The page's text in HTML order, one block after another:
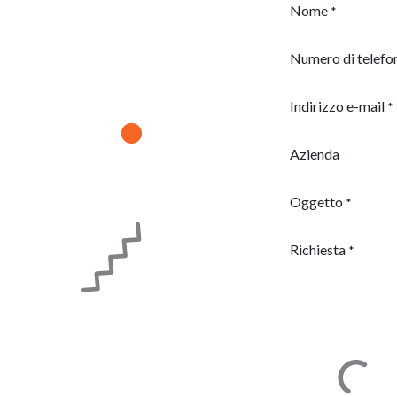
Nome *
Numero di
Indirizzo e-mail *
Azienda
Oggetto *
Richiesta *